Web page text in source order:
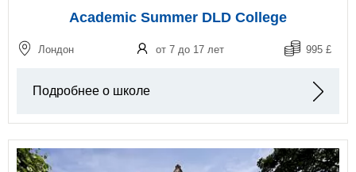
Academic Summer DLD College
Лондон от 7 до 17 лет 995 £
Подробнее о школе